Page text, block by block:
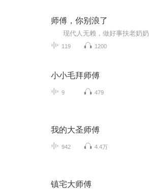
师傅，你别浪了
119 1200
小小毛拜师傅
9 479
我的大圣师傅
942 4.4万
镇宅大师傅